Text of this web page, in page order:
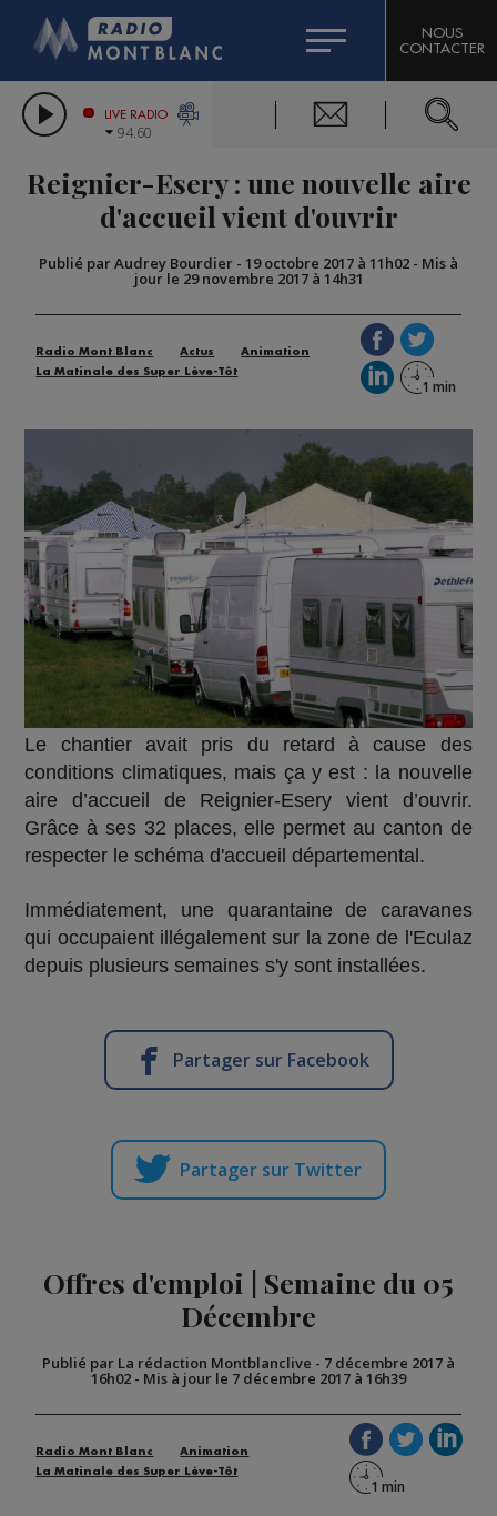
LES CHRONIQUES DE L'EXPERT
CITIZEN MACHINERY
GRAND MASSIF DOMAINES SKIABLES
BIGARD
COMPAGNIE DU MONT-BLANC
NOUS
CONTACTER
LIVE RADIO
94.60
Reignier-Esery : une nouvelle aire
d'accueil vient d'ouvrir
Publié par Audrey Bourdier - 19 octobre 2017 à 11h02 - Mis à
jour le 29 novembre 2017 à 14h31
Radio Mont Blanc Actus
Animation
La Matinale des Super Lève-Tôt
Le chantier avait pris du retard à cause des
conditions climatiques, mais ça y est : la nouvelle
aire d’accueil de Reignier-Esery vient d’ouvrir.
Grâce à ses 32 places, elle permet au canton de
respecter le schéma d'accueil départemental.
Immédiatement, une quarantaine de caravanes
qui occupaient illégalement sur la zone de l'Eculaz
depuis plusieurs semaines s'y sont installées.
Partager sur Facebook
Partager sur Twitter
Offres d'emploi | Semaine du 05
Décembre
Publié par La rédaction Montblanclive - 7 décembre 2017 à
16h02 - Mis à jour le 7 décembre 2017 à 16h39
Radio Mont Blanc
Animation
La Matinale des Super Lève-Tôt